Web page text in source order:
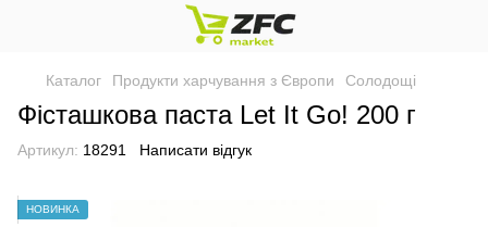
Каталог Продукти харчування з Європи Солодощі
Фісташкова паста Let It Go! 200 г
Артикул: 18291 Написати відгук
НОВИНКА